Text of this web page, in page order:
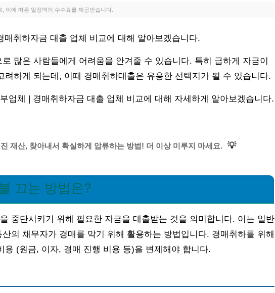
이에 따른 일정액의 수수료를 제공받습니다.
매취하자금 대출 업체 비교에 대해 알아보겠습니다.
많은 사람들에게 어려움을 안겨줄 수 있습니다. 특히 급하게 자금이
려하게 되는데, 이때 경매취하대출은 유용한 선택지가 될 수 있습니다.
업체 | 경매취하자금 대출 업체 비교에 대해 자세하게 알아보겠습니다.
재산, 찾아내서 확실하게 압류하는 방법! 더 이상 미루지 마세요. 💡
끄는 방법은?
중단시키기 위해 필요한 자금을 대출받는 것을 의미합니다. 이는 일반
의 채무자가 경매를 막기 위해 활용하는 방법입니다. 경매취하를 위해
용 (원금, 이자, 경매 진행 비용 등)을 변제해야 합니다.